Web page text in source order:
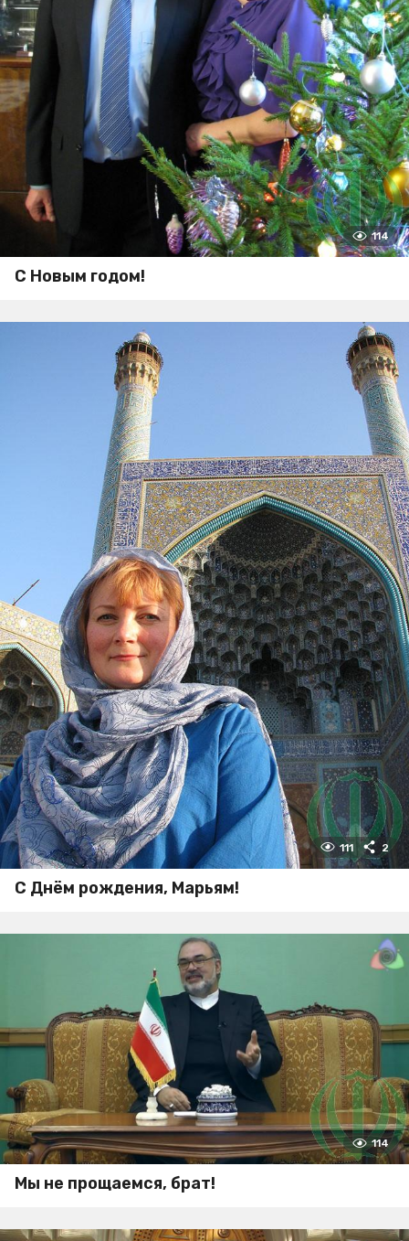
114
С Новым годом!
111 2
С Днём рождения, Марьям!
114
Мы не прощаемся, брат!